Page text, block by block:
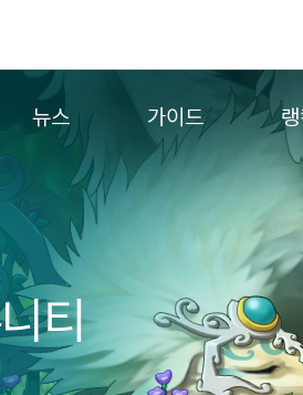
뉴스
업데이트
이벤트
캐시샵 공지
메이플 알림판
with maple
가이드
추가정보
컨텐
티